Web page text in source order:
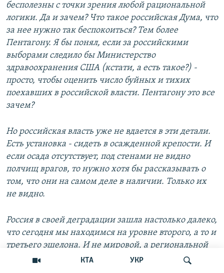
КТА УКР
бесполезны с точки зрения любой рациональной
логики. Да и зачем? Что такое российская Дума, что
за нее нужно так беспокоиться? Тем более
Пентагону. Я бы понял, если за российскими
выборами следило бы Министерство
здравоохранения США (кстати, а есть такое?) -
просто, чтобы оценить число буйных и тихих
поехавших в российской власти. Пентагону это все
зачем?
Но российская власть уже не вдается в эти детали.
Есть установка - сидеть в осажденной крепости. И
если осада отсутствует, под стенами не видно
полчищ врагов, то нужно хотя бы рассказывать о
том, что они на самом деле в наличии. Только их
не видно.
Россия в своей деградации зашла настолько далеко,
что сегодня мы находимся на уровне второго, а то и
третьего эшелона. И не мировой, а региональной
политики. На глобальном уровне Кремль уже давно